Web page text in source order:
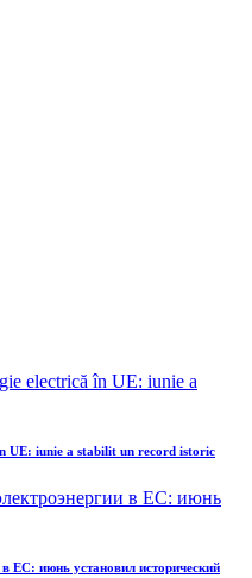
UE: iunie a stabilit un record istoric
ЕС: июнь установил исторический